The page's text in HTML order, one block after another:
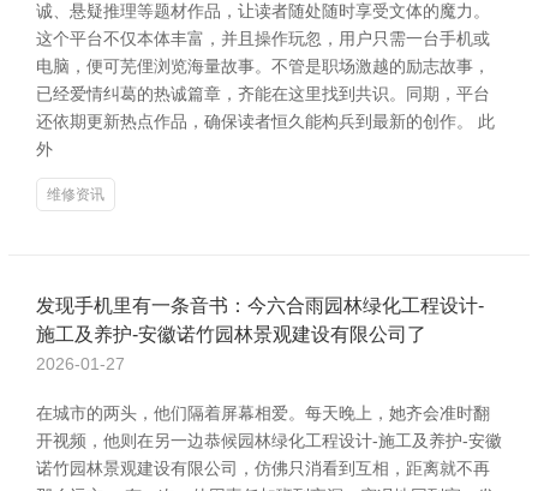
诚、悬疑推理等题材作品，让读者随处随时享受文体的魔力。
这个平台不仅本体丰富，并且操作玩忽，用户只需一台手机或
电脑，便可芜俚浏览海量故事。不管是职场激越的励志故事，
已经爱情纠葛的热诚篇章，齐能在这里找到共识。同期，平台
还依期更新热点作品，确保读者恒久能构兵到最新的创作。 此
外
维修资讯
发现手机里有一条音书：今六合雨园林绿化工程设计-
施工及养护-安徽诺竹园林景观建设有限公司了
2026-01-27
在城市的两头，他们隔着屏幕相爱。每天晚上，她齐会准时翻
开视频，他则在另一边恭候园林绿化工程设计-施工及养护-安徽
诺竹园林景观建设有限公司，仿佛只消看到互相，距离就不再